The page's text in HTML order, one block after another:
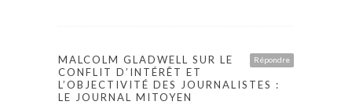
Répondre
MALCOLM GLADWELL SUR LE
CONFLIT D’INTÉRÊT ET
L’OBJECTIVITÉ DES JOURNALISTES :
LE JOURNAL MITOYEN